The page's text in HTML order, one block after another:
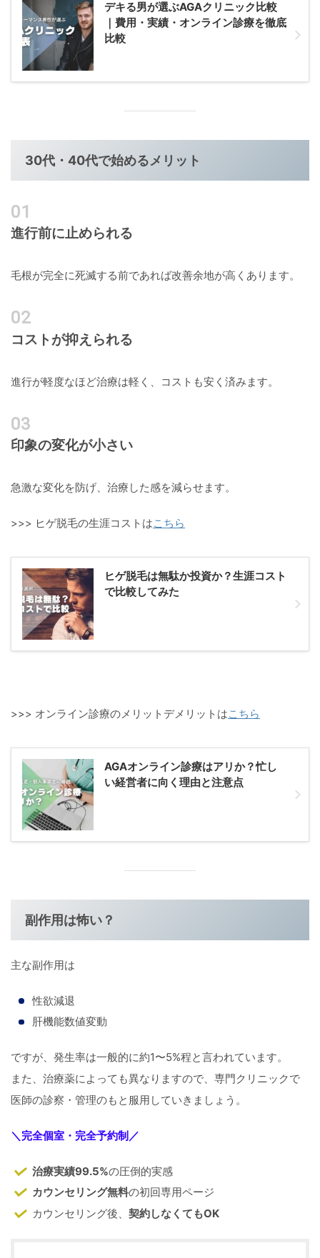
デキる男が選ぶAGAクリニック比較
｜費用・実績・オンライン診療を徹底
比較
30代・40代で始めるメリット
進行前に止められる
毛根が完全に死滅する前であれば改善余地が高くあります。
コストが抑えられる
進行が軽度なほど治療は軽く、コストも安く済みます。
印象の変化が小さい
急激な変化を防げ、治療した感を減らせます。
>>> ヒゲ脱毛の生涯コストはこちら
ヒゲ脱毛は無駄か投資か？生涯コスト
で比較してみた
>>> オンライン診療のメリットデメリットはこちら
AGAオンライン診療はアリか？忙し
い経営者に向く理由と注意点
副作用は怖い？
主な副作用は
性欲減退
肝機能数値変動
ですが、発生率は一般的に約1〜5%程と言われています。
また、治療薬によっても異なりますので、専門クリニックで
医師の診察・管理のもと服用していきましょう。
＼完全個室・完全予約制／
治療実績99.5%の圧倒的実感
カウンセリング無料の初回専用ページ
カウンセリング後、 契約しなくてもOK